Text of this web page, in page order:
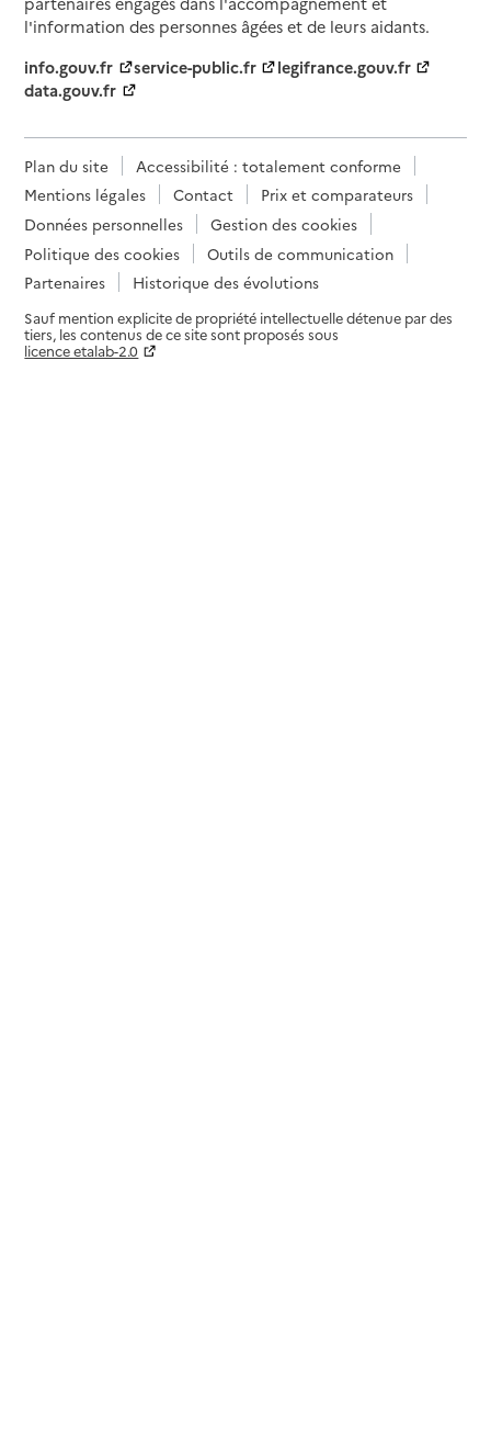
l'information des personnes âgées et de leurs aidants.
info.gouv.fr
service-public.fr
legifrance.gouv.fr
data.gouv.fr
Plan du site
Accessibilité : totalement conforme
Mentions légales
Contact
Prix et comparateurs
Données personnelles
Gestion des cookies
Politique des cookies
Outils de communication
Partenaires
Historique des évolutions
Sauf mention explicite de propriété intellectuelle détenue par des
tiers, les contenus de ce site sont proposés sous
licence etalab-2.0